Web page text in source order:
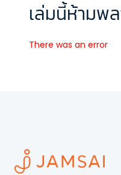
เล่มนี้ห้ามพ
There was an error